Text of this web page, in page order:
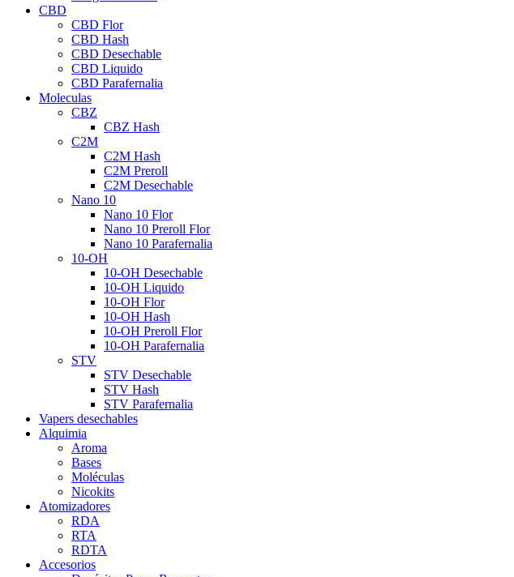
CBD
CBD Flor
CBD Hash
CBD Desechable
CBD Liquido
CBD Parafernalia
Moleculas
CBZ
CBZ Hash
C2M
C2M Hash
C2M Preroll
C2M Desechable
Nano 10
Nano 10 Flor
Nano 10 Preroll Flor
Nano 10 Parafernalia
10-OH
10-OH Desechable
10-OH Liquido
10-OH Flor
10-OH Hash
10-OH Preroll Flor
10-OH Parafernalia
STV
STV Desechable
STV Hash
STV Parafernalia
Vapers desechables
Alquimia
Aroma
Bases
Moléculas
Nicokits
Atomizadores
RDA
RTA
RDTA
Accesorios